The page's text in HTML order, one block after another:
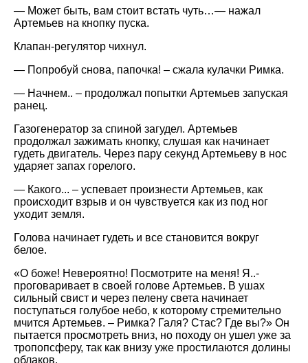
— Может быть, вам стоит встать чуть…— нажал
Артемьев на кнопку пуска.
Клапан-регулятор чихнул.
— Попробуй снова, папочка! – сжала кулачки Римка.
— Начнем.. – продолжал попытки Артемьев запуская
ранец.
Газогенератор за спиной загудел. Артемьев
продолжал зажимать кнопку, слушая как начинает
гудеть двигатель. Через пару секунд Артемьеву в нос
ударяет запах горелого.
— Какого... – успевает произнести Артемьев, как
происходит взрыв и он чувствуется как из под ног
уходит земля.
Голова начинает гудеть и все становится вокруг
белое.
«О боже! Невероятно! Посмотрите на меня! Я..-
проговаривает в своей голове Артемьев. В ушах
сильный свист и через пелену света начинает
поступаться голубое небо, к которому стремительно
мчится Артемьев. – Римка? Галя? Стас? Где вы?» Он
пытается просмотреть вниз, но походу он ушел уже за
тропопсферу, так как внизу уже простилаются долины
облаков.